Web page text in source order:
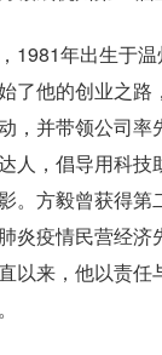
1981年出生于
了他的创业之
，并带领公司
人，倡导用科
。方毅曾获得
炎疫情民营经
以来，他以责